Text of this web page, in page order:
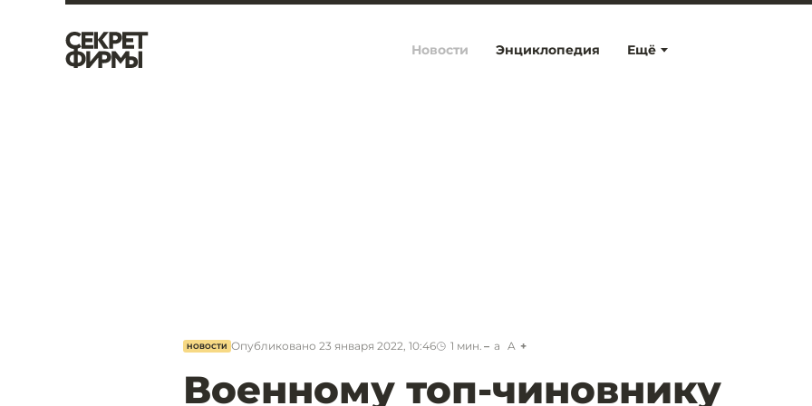
Ещё
Новости Энциклопедия
НОВОСТИ Опубликовано 23 января 2022, 10:46 1 мин. a A
Военному топ-чиновнику